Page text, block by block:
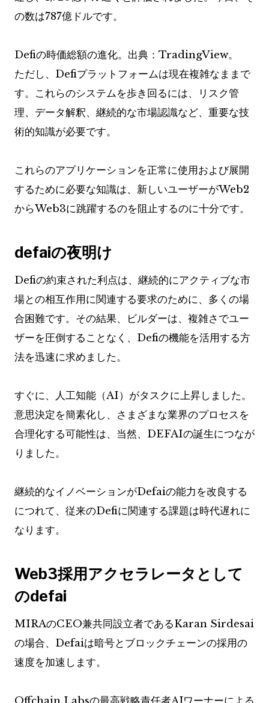
の数は787億ドルです。
Defiの時価総額の進化。出典：TradingView。
ただし、Defiプラットフォームは現在複雑なままで
す。これらのシステムを歩き回るには、リスク管
理、データ解釈、継続的な市場認識など、重要な技
術的知識が必要です。
これらのアプリケーションを正常に使用および展開
するために必要な知識は、新しいユーザーがWeb2
からWeb3に跳躍するのを阻止するのに十分です。
defaiの夜明け
Defiの約束された利点は、継続的にアクティブな市
場との相互作用に関連する要求のために、多くの場
合困難です。その結果、ビルダーは、複雑さでユー
ザーを圧倒することなく、Defiの機能を活用する方
法を迅速に求めました。
すぐに、人工知能（AI）がタスクに上昇しました。
意思決定を簡素化し、さまざまな業界のプロセスを
合理化する可能性は、当然、DEFAIの誕生につなが
りました。
継続的なイノベーションがDefaiの能力を改良する
につれて、従来のDefiに関連する課題は時代遅れに
なります。
Web3採用アクセラレータとして
のdefai
MIRAのCEO兼共同設立者であるKaran Sirdesai
の場合、Defaiは暗号とブロックチェーンの採用の
速度を加速します。